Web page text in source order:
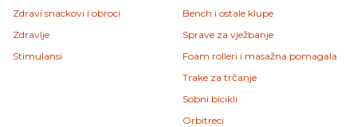
Zdravi snackovi i obroci
Zdravlje
Stimulansi
Bench i ostale klupe
Sprave za vježbanje
Foam rolleri i masažna pomagala
Trake za trčanje
Sobni bicikli
Orbitreci